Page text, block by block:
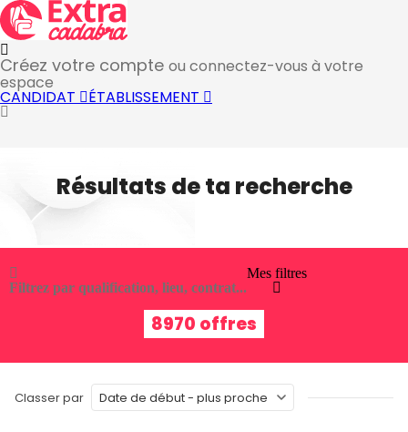
Créez votre compte ou connectez-vous à votre
espace
CANDIDAT ÉTABLISSEMENT
Résultats de ta recherche
Filtrez par qualification, lieu, contrat...
Mes filtres
8970 offres
Classer par